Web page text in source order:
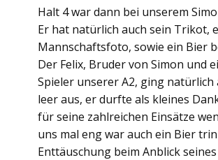
Halt 4 war dann bei unserem
Er hat natürlich auch sein Trikot,
Mannschaftsfoto, sowie ein Bier
Der Felix, Bruder von Simon und
Spieler unserer A2, ging natürlich
leer aus, er durfte als kleines
für seine zahlreichen Einsätze
uns mal eng war auch ein Bier
Enttäuschung beim Anblick